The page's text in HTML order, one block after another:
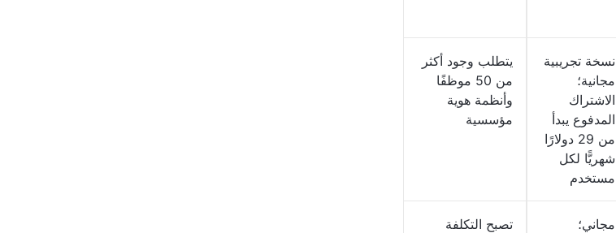
نسخة تجريبية
مجانية؛
الاشتراك
المدفوع يبدأ
من 29 دولارًا
شهريًّا لكل
مستخدم
يتطلب وجود أكثر
من 50 موظفًا
وأنظمة هوية
مؤسسية
مجاني؛
تصبح التكلفة